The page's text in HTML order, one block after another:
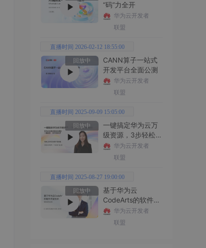
“码”力全开
华为云开发者
联盟
直播时间 2026-02-12 18:55:00
回放中
CANN算子一站式
开发平台全面公测
华为云开发者
联盟
直播时间 2025-09-09 15:05:00
回放中
一键搞定华为云万
级资源，3步轻松管
理企业成本
华为云开发者
联盟
直播时间 2025-08-27 19:00:00
回放中
基于华为云
CodeArts的软件开
发技术华为云开发者
联盟